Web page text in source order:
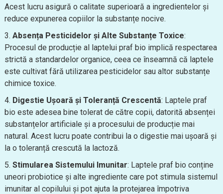
Acest lucru asigură o calitate superioară a ingredientelor și
reduce expunerea copiilor la substanțe nocive.
Absența Pesticidelor și Alte Substanțe Toxice:
Procesul de producție al laptelui praf bio implică respectarea
strictă a standardelor organice, ceea ce înseamnă că laptele
este cultivat fără utilizarea pesticidelor sau altor substanțe
chimice toxice.
Digestie Ușoară și Toleranță Crescentă: Laptele praf
bio este adesea bine tolerat de către copii, datorită absenței
substanțelor artificiale și a procesului de producție mai
natural. Acest lucru poate contribui la o digestie mai ușoară și
la o toleranță crescută la lactoză.
Stimularea Sistemului Imunitar: Laptele praf bio conține
uneori probiotice și alte ingrediente care pot stimula sistemul
imunitar al copilului și pot ajuta la protejarea împotriva